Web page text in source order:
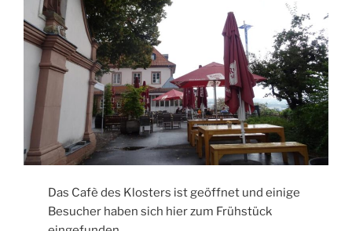
Das Cafè des Klosters ist geöffnet und einige
Besucher haben sich hier zum Frühstück